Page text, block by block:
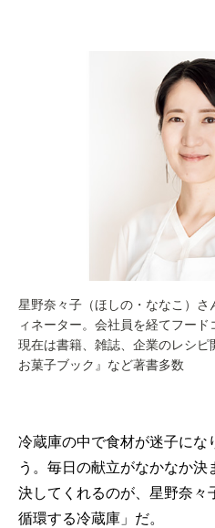
星野奈々子（ほしの・ななこ）
ィネーター。会社員を経てフード
現在は書籍、雑誌、企業のレシ
お菓子ブック』など著書多数
冷蔵庫の中で食材が迷子にな
う。毎日の献立がなかなか
決してくれるのが、星野奈々
循環する冷蔵庫」だ。